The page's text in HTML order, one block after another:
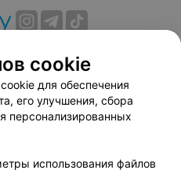
Способы оплаты
сервиса
соглашение
cookie
для обеспечения
его улучшения, сбора
персонализированных
использования файлов